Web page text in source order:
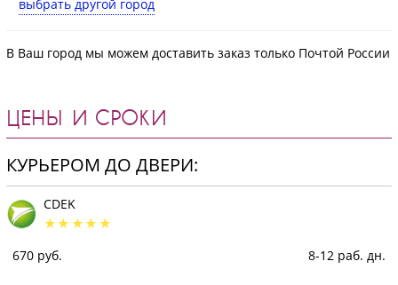
выбрать другой город
В Ваш город мы можем доставить заказ только Почтой России
ЦЕНЫ И СРОКИ
КУРЬЕРОМ ДО ДВЕРИ:
CDEK
670 руб. 8-12 раб. дн.